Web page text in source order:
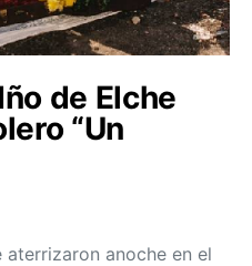
de Elche
“Un
aterrizaron anoche en el